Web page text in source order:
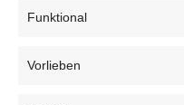
Funktional
Vorlieben